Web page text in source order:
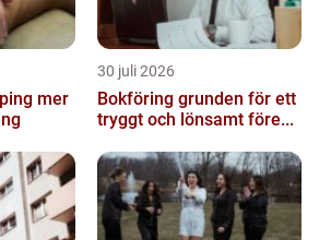
mer
30 juli 2026
Bokföring grunden för ett
tryggt och lönsamt före...